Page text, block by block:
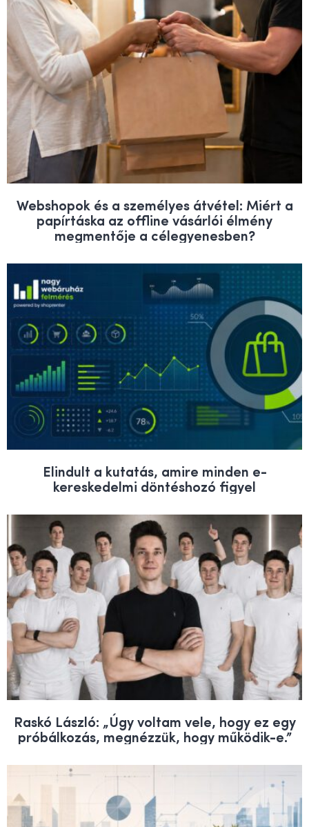
Webshopok és a személyes átvétel: Miért a
papírtáska az offline vásárlói élmény
megmentője a célegyenesben?
Elindult a kutatás, amire minden e-
kereskedelmi döntéshozó figyel
Raskó László: „Úgy voltam vele, hogy ez egy
próbálkozás, megnézzük, hogy működik-e.”